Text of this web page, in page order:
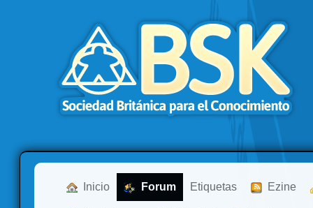
Inicio Forum Etiquetas Ezine